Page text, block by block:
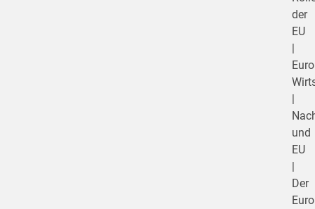
der
EU
und
EU
Der